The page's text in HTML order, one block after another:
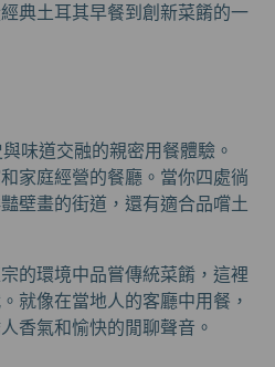
典土耳其早餐到創新菜餚的一
味道交融的親密用餐體驗。
家庭經營的餐廳。當你四處徜
壁畫的街道，還有適合品嚐土
的環境中品嘗傳統菜餚，這裡
就像在當地人的客廳中用餐，
香氣和愉快的閒聊聲音。